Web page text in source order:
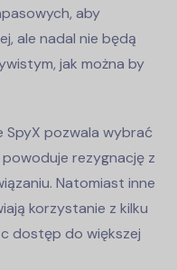
aby
ale nadal nie będą
jak można by
SpyX pozwala wybrać
rezygnację z
Natomiast inne
korzystanie z kilku
dostęp do większej